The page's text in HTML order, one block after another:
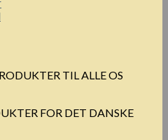
TIL ALLE OS
FOR DET DANSKE